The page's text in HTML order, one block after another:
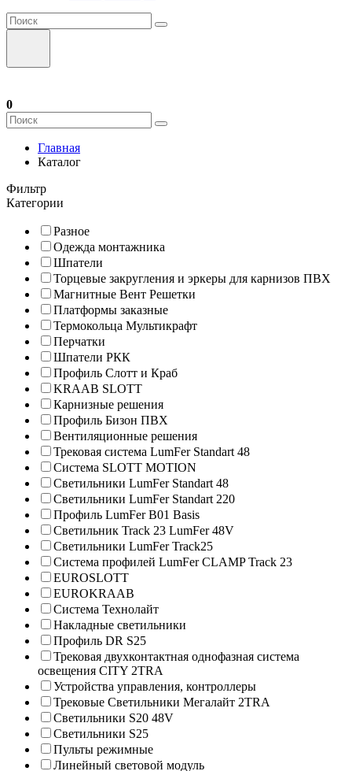
0
Главная
Каталог
Фильтр
Категории
Разное
Одежда монтажника
Шпатели
Торцевые закругления и эркеры для карнизов ПВХ
Магнитные Вент Решетки
Платформы заказные
Термокольца Мультикрафт
Перчатки
Шпатели РКК
Профиль Слотт и Краб
KRAAB SLOTT
Карнизные решения
Профиль Бизон ПВХ
Вентиляционные решения
Трековая система LumFer Standart 48
Система SLOTT MOTION
Светильники LumFer Standart 48
Светильники LumFer Standart 220
Профиль LumFer B01 Basis
Светильник Track 23 LumFer 48V
Светильники LumFer Track25
Система профилей LumFer CLAMP Track 23
EUROSLOTT
EUROKRAAB
Система Технолайт
Накладные светильники
Профиль DR S25
Трековая двухконтактная однофазная система
освещения CITY 2TRA
Устройства управления, контроллеры
Трековые Светильники Мегалайт 2TRA
Светильники S20 48V
Светильники S25
Пульты режимные
Линейный световой модуль